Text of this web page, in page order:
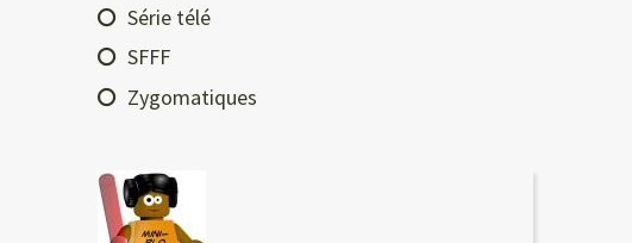
Série télé
SFFF
Zygomatiques